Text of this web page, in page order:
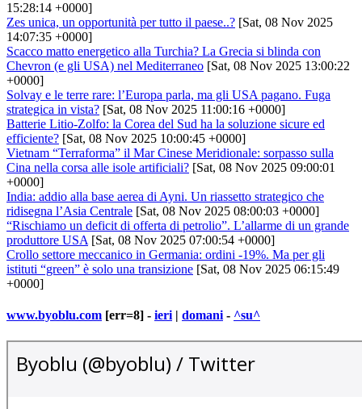
15:28:14 +0000]
Zes unica, un opportunità per tutto il paese..? [Sat, 08 Nov 2025
14:07:35 +0000]
Scacco matto energetico alla Turchia? La Grecia si blinda con
Chevron (e gli USA) nel Mediterraneo [Sat, 08 Nov 2025 13:00:22
+0000]
Solvay e le terre rare: l’Europa parla, ma gli USA pagano. Fuga
strategica in vista? [Sat, 08 Nov 2025 11:00:16 +0000]
Batterie Litio-Zolfo: la Corea del Sud ha la soluzione sicure ed
efficiente? [Sat, 08 Nov 2025 10:00:45 +0000]
Vietnam “Terraforma” il Mar Cinese Meridionale: sorpasso sulla
Cina nella corsa alle isole artificiali? [Sat, 08 Nov 2025 09:00:01
+0000]
India: addio alla base aerea di Ayni. Un riassetto strategico che
ridisegna l’Asia Centrale [Sat, 08 Nov 2025 08:00:03 +0000]
“Rischiamo un deficit di offerta di petrolio”. L’allarme di un grande
produttore USA [Sat, 08 Nov 2025 07:00:54 +0000]
Crollo settore meccanico in Germania: ordini -19%. Ma per gli
istituti “green” è solo una transizione [Sat, 08 Nov 2025 06:15:49
+0000]
www.byoblu.com [err=8] - ieri | domani - ^su^